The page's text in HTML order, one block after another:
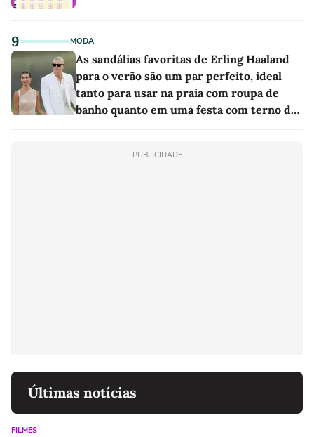
9 MODA
As sandálias favoritas de Erling Haaland
para o verão são um par perfeito, ideal
tanto para usar na praia com roupa de
banho quanto em uma festa com terno de
PUBLICIDADE
Últimas notícias
FILMES